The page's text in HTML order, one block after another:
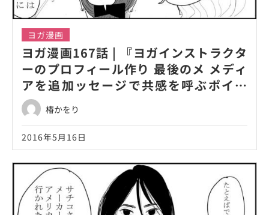
ヨガ漫画
ヨガ漫画167話 | 『ヨガインストラクタ
ーのプロフィール作り 最後のメ メディ
アを追加ッセージで共感を呼ぶポイン
ト！』椿かをり
2016年5月16日